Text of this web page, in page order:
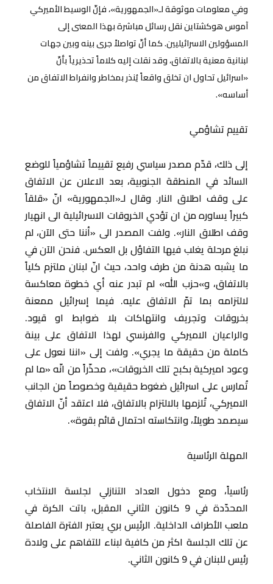
وفي معلومات موثوقة لـ«الجمهورية»، فإنّ الوسيط الأميركي
آموس هوكشتاين نقل رسائل مباشرة بهذا المعنى إلى
المسؤولين الاسرائيليين. كما أنّ تواصلاً جرى بينه وبين جهات
لبنانية معنية بالاتفاق، وقد نقلت إليه كلاماً تحذيرياً بأنّ
«اسرائيل تحاول ان تخلق واقعاً يُنذر بمخاطر وانفراط الاتفاق من
أساسه».
تقييم تشاؤمي
إلى ذلك، قدّم مصدر سياسي رفيع تقييماً تشاؤمياً للوضع
السائد في المنطقة الجنوبية، بعد الاعلان عن الاتفاق
على وقف اطلاق النار. وقال لـ«الجمهورية» انّ «قلقاً
كبيراً يساوره من ان تؤدي الخروقات الاسرائيلية الى انهيار
وقف اطلاق النار». ولفت المصدر الى «أننا حتى الآن، لم
نبلغ مرحلة يغلب فيها التفاؤل بل العكس. فنحن الآن في
ما يشبه هدنة من طرف واحد، حيث انّ لبنان ملتزم كلياً
بالاتفاق، و»حزب الله» لم تبدر عنه أي خطوة معاكسة
لالتزامه بما تمّ الاتفاق عليه. فيما إسرائيل ممعنة
بخروقات وتجريف وانتهاكات بلا ضوابط او قيود.
والراعيان الاميركي والفرنسي لهذا الاتفاق على بينة
كاملة من حقيقة ما يجري». ولفت إلى «اننا نعول على
وعود اميركية بكبح تلك الخروقات»، محذّراً من انّه «ما لم
تُمارس على اسرائيل ضغوط حقيقية وخصوصاً من الجانب
الاميركي، تُلزمها بالالتزام بالاتفاق، فلا اعتقد أنّ الاتفاق
سيصمد طويلاً، وانتكاسته احتمال قائم بقوة».
المهلة الرئاسية
رئاسياً، ومع دخول العداد التنازلي لجلسة الانتخاب
المحدّدة في 9 كانون الثاني المقبل، باتت الكرة في
ملعب الأطراف الداخلية. الرئيس بري يعتبر الفترة الفاصلة
عن تلك الجلسة اكثر من كافية لبناء للتفاهم على ولادة
رئيس للبنان في 9 كانون الثاني.